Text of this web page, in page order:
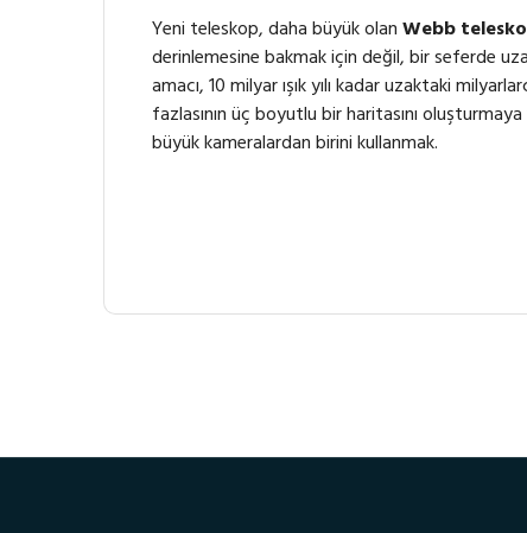
Yeni teleskop, daha büyük olanWebb
derinlemesine bakmak için değil, bir seferde
amacı, 10 milyar ışık yılı kadar uzaktaki
fazlasının üç boyutlu bir haritasını
büyük kameralardan birini kullanmak.